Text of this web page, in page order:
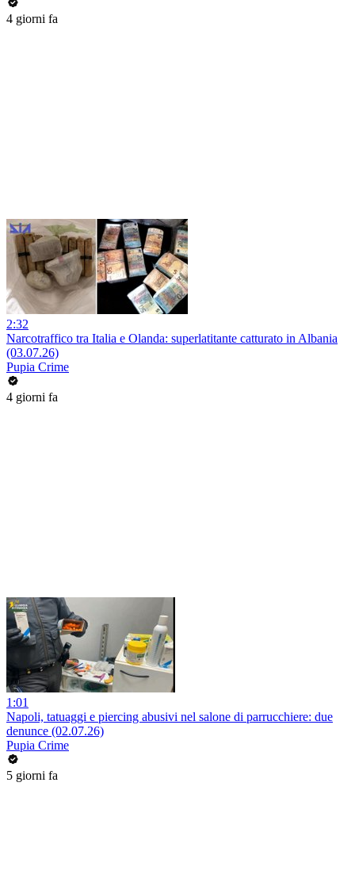
4 giorni fa
2:32
Narcotraffico tra Italia e Olanda: superlatitante catturato in Albania
(03.07.26)
Pupia Crime
4 giorni fa
1:01
Napoli, tatuaggi e piercing abusivi nel salone di parrucchiere: due
denunce (02.07.26)
Pupia Crime
5 giorni fa